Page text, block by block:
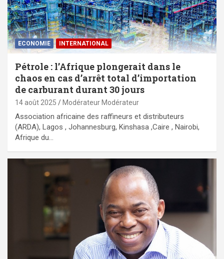
ECONOMIE INTERNATIONAL
Pétrole : l’Afrique plongerait dans le
chaos en cas d’arrêt total d’importation
de carburant durant 30 jours
14 août 2025 Modérateur Modérateur
Association africaine des raffineurs et distributeurs
(ARDA), Lagos , Johannesburg, Kinshasa ,Caire , Nairobi,
Afrique du…